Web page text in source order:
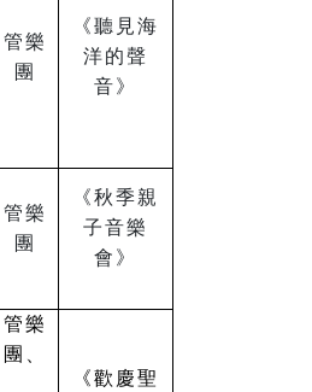
管樂
團
《聽見海
洋的聲
音》
管樂
團
《秋季親
子音樂
會》
管樂
團、
《歡慶聖